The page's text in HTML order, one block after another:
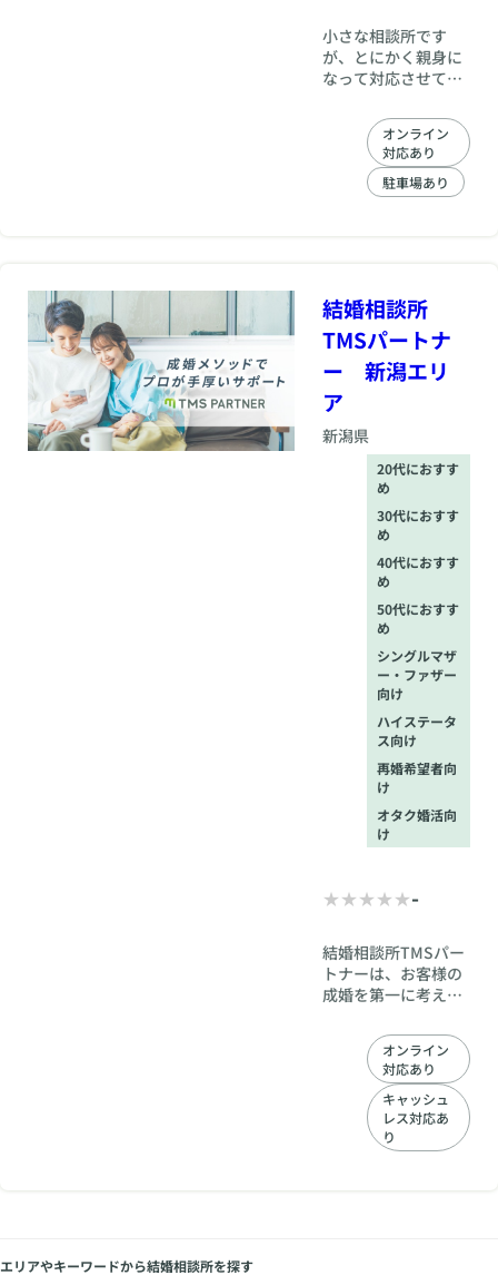
小さな相談所です
が、とにかく親身に
なって対応させてい
こにも負けないつも
りで、運営していま
オンライン
対応あり
駐車場あり
結婚相談所
TMSパートナ
ー 新潟エリ
ア
新潟県
20代におすす
め
30代におすす
め
40代におすす
め
50代におすす
め
シングルマザ
ー・ファザー
向け
ハイステータ
ス向け
再婚希望者向
け
オタク婚活向
け
-
結婚相談所TMSパー
トナーは、お客様の
成婚を第一に考え、
まで、フルサポー
ト。20代30代40代
50代の方におすすめ
の結婚相談所です。
お客様を成婚まで導
きます。
オンライン
対応あり
キャッシュ
レス対応あ
り
エリアやキーワードから結婚相談所を探す